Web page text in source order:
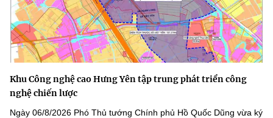
Khu Công nghệ cao Hưng Yên tập trung phát triển công
nghệ chiến lược
Ngày 06/8/2026 Phó Thủ tướng Chính phủ Hồ Quốc Dũng vừa ký